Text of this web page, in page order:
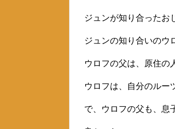
ジュンが知り合ったお
ジュンの知り合いのウ
ウロフの父は、原住の
ウロフは、自分のルー
で、ウロフの父も、息